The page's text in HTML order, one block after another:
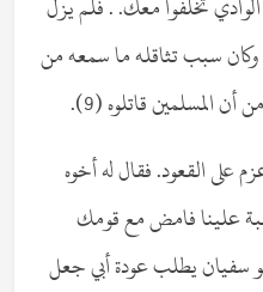
وكان سبب تثاقله ما سمعه من
المسلمين قاتلوه (9).
على القعود. فقال له أخوه
علينا فامض مع قومك
أرسل أبو سفيان يطلب عودة أبي جعل